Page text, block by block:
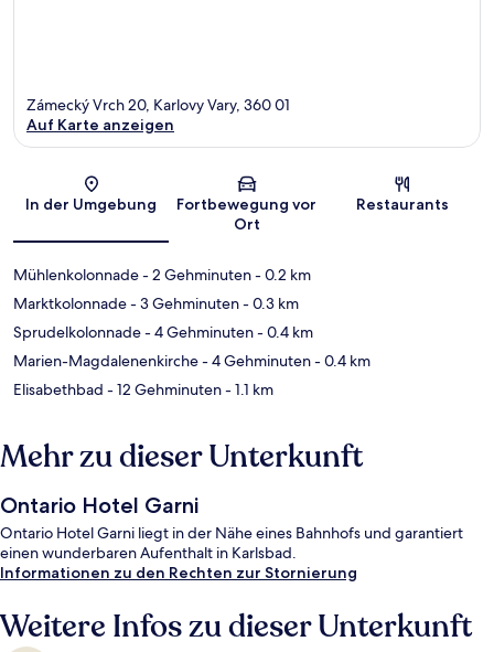
Karte
Zámecký Vrch 20, Karlovy Vary, 360 01
Auf Karte anzeigen
In der Umgebung
Fortbewegung vor
Ort
Restaurants
Mühlenkolonnade- 2 Gehminuten- 0.2 km
Marktkolonnade- 3 Gehminuten- 0.3 km
Sprudelkolonnade- 4 Gehminuten- 0.4 km
Marien-Magdalenenkirche- 4 Gehminuten- 0.4 km
Elisabethbad - 12 Gehminuten- 1.1 km
Mehr zu dieser Unterkunft
Ontario Hotel Garni
Ontario Hotel Garni liegt in der Nähe eines Bahnhofs und garantiert
einen wunderbaren Aufenthalt in Karlsbad.
Informationen zu den Rechten zur Stornierung
Weitere Infos zu dieser Unterkunft